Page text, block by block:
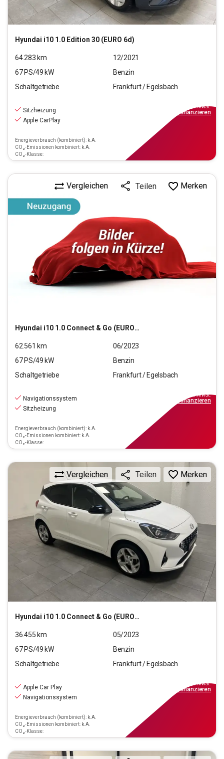
Hyundai i10 1.0 Edition 30 (EURO 6d)
64.283 km
12/2021
67PS/49 kW
Benzin
Schaltgetriebe
Frankfurt / Egelsbach
Sitzheizung
Apple CarPlay
Energieverbrauch (kombiniert): k.A.
CO₂-Emissionen kombiniert: k.A.
CO₂-Klasse:
inkl.MwSt.
finanzieren
Hyundai i10 1.0 Connect & Go (EURO 6d)
Vergleichen Teilen Merken
62.561 km
06/2023
67PS/49 kW
Benzin
Schaltgetriebe
Frankfurt / Egelsbach
Navigationssystem
Sitzheizung
Energieverbrauch (kombiniert): k.A.
CO₂-Emissionen kombiniert: k.A.
CO₂-Klasse:
inkl.MwSt.
finanzieren
Hyundai i10 1.0 Connect & Go (EURO 6d)
Vergleichen Teilen Merken
36.455 km
05/2023
67PS/49 kW
Benzin
Schaltgetriebe
Frankfurt / Egelsbach
Apple Car Play
Navigationssystem
Energieverbrauch (kombiniert): k.A.
CO₂-Emissionen kombiniert: k.A.
CO₂-Klasse:
inkl.MwSt.
finanzieren